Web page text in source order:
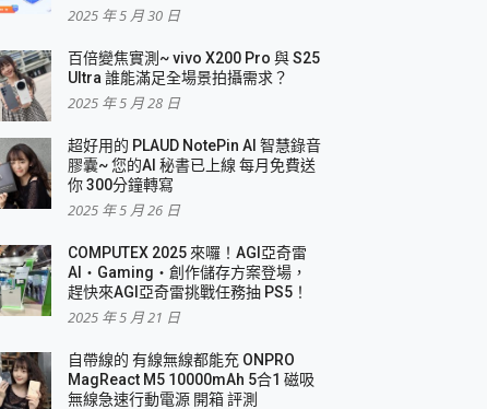
2025 年 5 月 30 日
百倍變焦實測~ vivo X200 Pro 與 S25
Ultra 誰能滿足全場景拍攝需求？
2025 年 5 月 28 日
超好用的 PLAUD NotePin AI 智慧錄音
膠囊~ 您的AI 秘書已上線 每月免費送
你 300分鐘轉寫
2025 年 5 月 26 日
COMPUTEX 2025 來囉！AGI亞奇雷
AI・Gaming・創作儲存方案登場，
趕快來AGI亞奇雷挑戰任務抽 PS5！
2025 年 5 月 21 日
自帶線的 有線無線都能充 ONPRO
MagReact M5 10000mAh 5合1 磁吸
無線急速行動電源 開箱 評測